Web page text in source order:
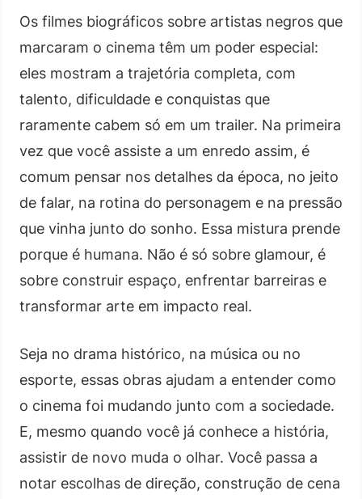
Os filmes biográficos sobre artistas negros que
marcaram o cinema têm um poder especial:
eles mostram a trajetória completa, com
talento, dificuldade e conquistas que
raramente cabem só em um trailer. Na primeira
vez que você assiste a um enredo assim, é
comum pensar nos detalhes da época, no jeito
de falar, na rotina do personagem e na pressão
que vinha junto do sonho. Essa mistura prende
porque é humana. Não é só sobre glamour, é
sobre construir espaço, enfrentar barreiras e
transformar arte em impacto real.
Seja no drama histórico, na música ou no
esporte, essas obras ajudam a entender como
o cinema foi mudando junto com a sociedade.
E, mesmo quando você já conhece a história,
assistir de novo muda o olhar. Você passa a
notar escolhas de direção, construção de cena